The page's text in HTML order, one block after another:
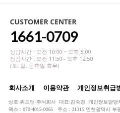
CUSTOMER CENTER
1661-0709
상담시간 : 오전 10:00 ~ 오후 5:00
점심시간 : 오전 11:50 - 오후 12:50
(토, 일, 공휴일 휴무)
회사소개 이용약관 개인정보취급
상호:위드앤 주식회사 대표:김숙경 개인정보담당
팩스 : 070-4015-0065 주소 : 21315 인천광역시 부